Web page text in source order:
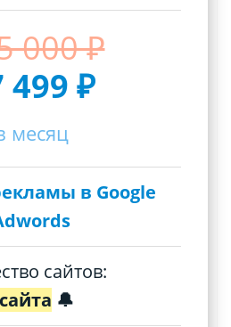
000 ₽
499 ₽
месяц
в Google
сайтов:
сайта 🔔